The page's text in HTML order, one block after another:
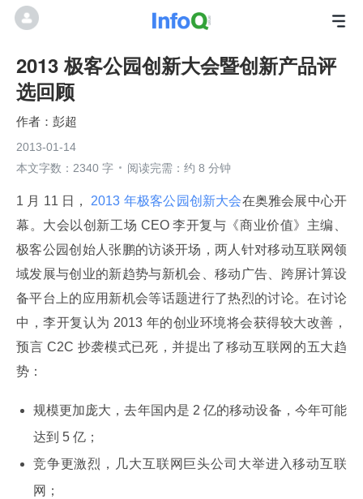
2013 极客公园创新大会暨创新产品评
选回顾
彭超
2013-01-14
本文字数：2340 字
阅读完需：约 8 分钟
1 月 11 日， 2013 年极客公园创新大会在奥雅会展中心开
幕。大会以创新工场 CEO 李开复与《商业价值》主编、
极客公园创始人张鹏的访谈开场，两人针对移动互联网领
域发展与创业的新趋势与新机会、移动广告、跨屏计算设
备平台上的应用新机会等话题进行了热烈的讨论。在讨论
中，李开复认为 2013 年的创业环境将会获得较大改善，
预言 C2C 抄袭模式已死，并提出了移动互联网的五大趋
势：
规模更加庞大，去年国内是 2 亿的移动设备，今年可能
达到 5 亿；
竞争更激烈，几大互联网巨头公司大举进入移动互联
网；